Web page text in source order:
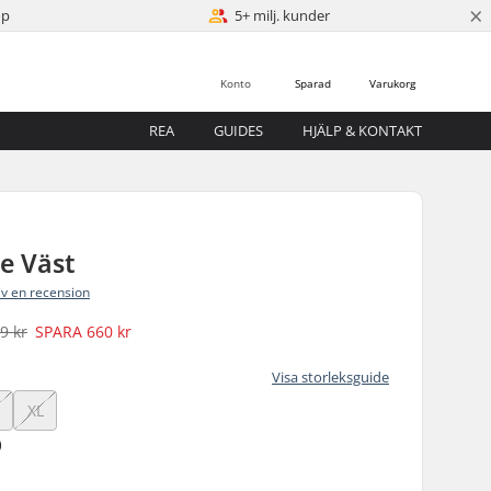
5+ milj. kunder ×
Varukorg
Sparad
Konto
REA GUIDES HJÄLP & KONTAKT
Väst
en recension
kr SPARA660 kr
Visa storleksguide
XL